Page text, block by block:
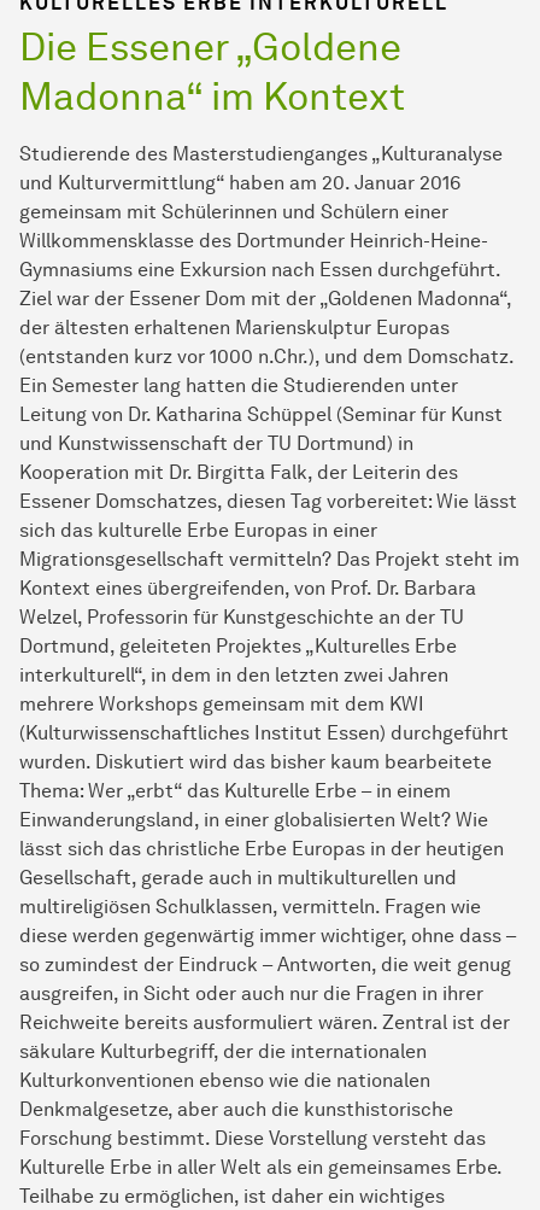
Die Essener „Goldene
Madonna“ im Kontext
Studierende des Masterstudienganges „Kulturanalyse
und Kulturvermittlung“ haben am 20. Januar 2016
gemeinsam mit Schülerinnen und Schülern einer
Willkommensklasse des Dortmunder Heinrich-Heine-
Gymnasiums eine Exkursion nach Essen durchgeführt.
Ziel war der Essener Dom mit der „Goldenen Madonna“,
der ältesten erhaltenen Marienskulptur Europas
(entstanden kurz vor 1000 n.Chr.), und dem Domschatz.
Ein Semester lang hatten die Studierenden unter
Leitung von Dr. Katharina Schüppel (Seminar für Kunst
und Kunstwissenschaft der TU Dortmund) in
Kooperation mit Dr. Birgitta Falk, der Leiterin des
Essener Domschatzes, diesen Tag vorbereitet: Wie lässt
sich das kulturelle Erbe Europas in einer
Migrationsgesellschaft vermitteln? Das Projekt steht im
Kontext eines übergreifenden, von Prof. Dr. Barbara
Welzel, Professorin für Kunstgeschichte an der TU
Dortmund, geleiteten Projektes „Kulturelles Erbe
interkulturell“, in dem in den letzten zwei Jahren
mehrere Workshops gemeinsam mit dem KWI
(Kulturwissenschaftliches Institut Essen) durchgeführt
wurden. Diskutiert wird das bisher kaum bearbeitete
Thema: Wer „erbt“ das Kulturelle Erbe – in einem
Einwanderungsland, in einer globalisierten Welt? Wie
lässt sich das christliche Erbe Europas in der heutigen
Gesellschaft, gerade auch in multikulturellen und
multireligiösen Schulklassen, vermitteln. Fragen wie
diese werden gegenwärtig immer wichtiger, ohne dass –
so zumindest der Eindruck – Antworten, die weit genug
ausgreifen, in Sicht oder auch nur die Fragen in ihrer
Reichweite bereits ausformuliert wären. Zentral ist der
säkulare Kulturbegriff, der die internationalen
Kulturkonventionen ebenso wie die nationalen
Denkmalgesetze, aber auch die kunsthistorische
Forschung bestimmt. Diese Vorstellung versteht das
Kulturelle Erbe in aller Welt als ein gemeinsames Erbe.
Teilhabe zu ermöglichen, ist daher ein wichtiges